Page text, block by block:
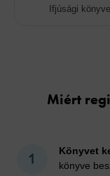
Ifjúsági
Miért
Könyvet
könyve